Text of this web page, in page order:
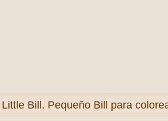
Little Bill. Pequeño Bill para